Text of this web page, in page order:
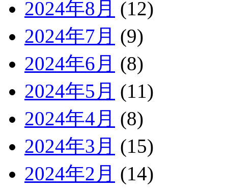
2024年8月 (12)
2024年7月 (9)
2024年6月 (8)
2024年5月 (11)
2024年4月 (8)
2024年3月 (15)
2024年2月 (14)